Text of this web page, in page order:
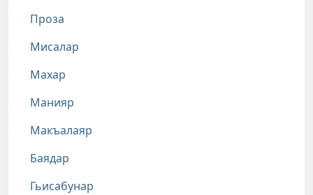
Проза
Мисалар
Махар
Манияр
Макъалаяр
Баядар
Гьисабунар